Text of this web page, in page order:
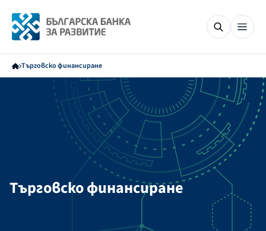
Търговско финансиране
Търговско финансиране